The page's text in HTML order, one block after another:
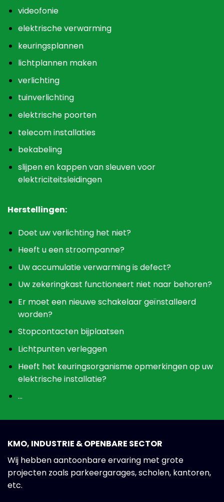
videofonie
elektrische verwarming
keuringsplannen
lichtplannen maken
verlichting
tuinverlichting
elektrische poorten
telecom installaties
bekabeling
slijpen en kappen van sleuven voor
elektriciteitsleidingen
Herstellingen:
Doet uw verlichting het niet?
Heeft u een stroompanne?
Uw accumulatie verwarming is defect?
Uw zekeringkast functioneert niet naar behoren?
Er moet een nieuwe schakelaar geïnstalleerd
worden?
Stopcontacten bijplaatsen
Lichtpunten verleggen
Heeft het keuringsorganisme opmerkingen op uw
elektrische installatie?
…
KMO, INDUSTRIE & OPENBARE SECTOR
Wij hebben aantoonbare ervaring met grote
projecten zoals parkeergarages, scholen, kantoren,
etc.